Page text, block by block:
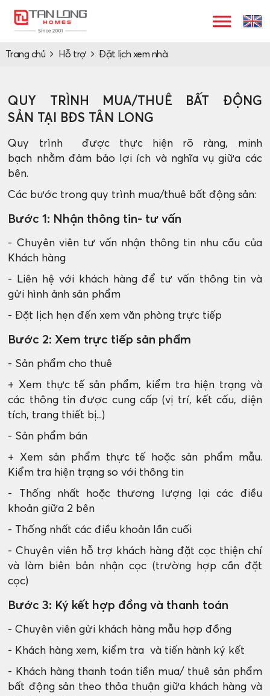
Trang chủ Hỗ trợ Đặt lịch xem nhà
QUY TRÌNH MUA/THUÊ BẤT ĐỘNG
SẢN TẠI BĐS TÂN LONG
Quy trình được thực hiện rõ ràng, minh
bạch nhằm đảm bảo lợi ích và nghĩa vụ giữa các
bên.
Các bước trong quy trình mua/thuê bất động sản:
Bước 1: Nhận thông tin- tư vấn
- Chuyên viên tư vấn nhận thông tin nhu cầu của
Khách hàng
- Liên hệ với khách hàng để tư vấn thông tin và
gửi hình ảnh sản phẩm
- Đặt lịch hẹn đến xem văn phòng trực tiếp
Bước 2: Xem trực tiếp sản phẩm
- Sản phẩm cho thuê
+ Xem thực tế sản phẩm, kiểm tra hiện trạng và
các thông tin được cung cấp (vị trí, kết cấu, diện
tích, trang thiết bị...)
- Sản phẩm bán
+ Xem sản phẩm thực tế hoặc sản phẩm mẫu.
Kiểm tra hiện trạng so với thông tin
- Thống nhất hoặc thương lượng lại các điều
khoản giữa 2 bên
- Thống nhất các điều khoản lần cuối
- Chuyên viên hỗ trợ khách hàng đặt cọc thiện chí
và làm biên bản nhận cọc (trường hợp cần đặt
cọc)
Bước 3: Ký kết hợp đồng và thanh toán
- Chuyên viên gửi khách hàng mẫu hợp đồng
- Khách hàng xem, kiểm tra và tiến hành ký kết
- Khách hàng thanh toán tiền mua/ thuê sản phẩm
bất động sản theo thỏa thuận giữa khách hàng và